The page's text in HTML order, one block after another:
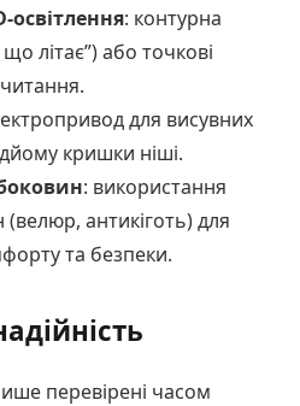
освітлення: контурна
що літає”) або точкові
для висувних
кришки ніші.
: використання
антикіготь) для
та безпеки.
перевірені часом